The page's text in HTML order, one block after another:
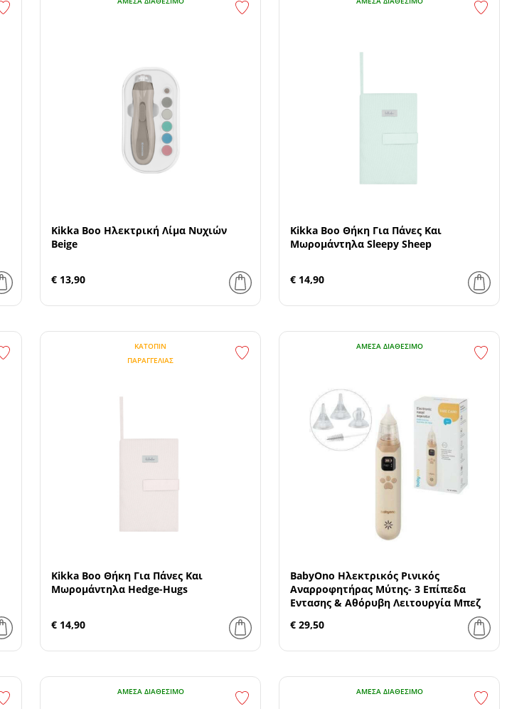
Kikka Boo Ηλεκτρική Λίμα Νυχιών
Beige
€ 13,90
Kikka Boo Θήκη Για Πάνες Και
Μωρομάντηλα Sleepy Sheep
€ 14,90
ΚΑΤΌΠΙΝ
ΠΑΡΑΓΓΕΛΊΑΣ
Kikka Boo Θήκη Για Πάνες Και
Μωρομάντηλα Hedge-Hugs
€ 14,90
ΆΜΕΣΑ ΔΙΑΘΈΣΙΜΟ
BabyOno Ηλεκτρικός Ρινικός
Αναρροφητήρας Μύτης- 3 Επίπεδα
Εντασης & Αθόρυβη Λειτουργία Μπεζ
€ 29,50
ΆΜΕΣΑ ΔΙΑΘΈΣΙΜΟ ΆΜΕΣΑ ΔΙΑΘΈΣΙΜΟ